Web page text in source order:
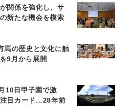
関係を強化し、サ
新たな機会を模索
馬の歴史と文化に触
9月から展開
10日甲子園で激
目カード…28年前